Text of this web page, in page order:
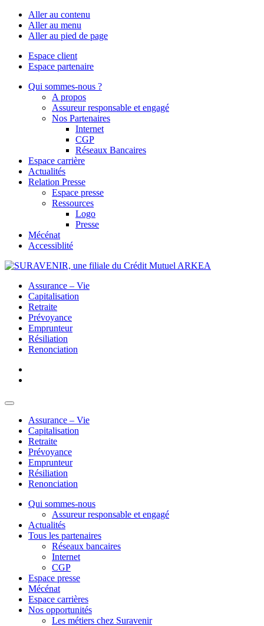
Aller au contenu
Aller au menu
Aller au pied de page
Espace client
Espace partenaire
Qui sommes-nous ?
A propos
Assureur responsable et engagé
Nos Partenaires
Internet
CGP
Réseaux Bancaires
Espace carrière
Actualités
Relation Presse
Espace presse
Ressources
Logo
Presse
Mécénat
Accessiblité
Assurance – Vie
Capitalisation
Retraite
Prévoyance
Emprunteur
Résiliation
Renonciation
Assurance – Vie
Capitalisation
Retraite
Prévoyance
Emprunteur
Résiliation
Renonciation
Qui sommes-nous
Assureur responsable et engagé
Actualités
Tous les partenaires
Réseaux bancaires
Internet
CGP
Espace presse
Mécénat
Espace carrières
Nos opportunités
Les métiers chez Suravenir